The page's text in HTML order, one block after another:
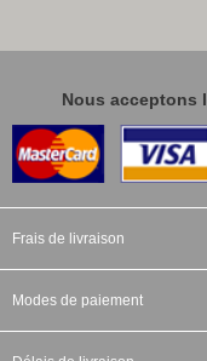
Nous acceptons
Frais de livraison
Modes de paiement